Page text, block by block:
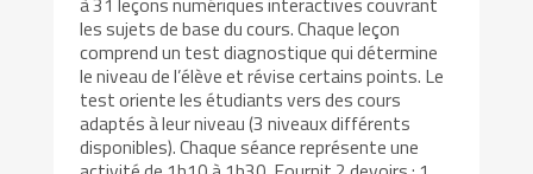
les sujets de base du cours. Chaque leçon
comprend un test diagnostique qui détermine
le niveau de l’élève et révise certains points. Le
test oriente les étudiants vers des cours
adaptés à leur niveau (3 niveaux différents
disponibles). Chaque séance représente une